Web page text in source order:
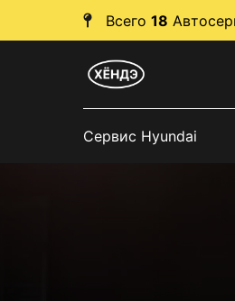
Всего 18
Сервис Hyundai